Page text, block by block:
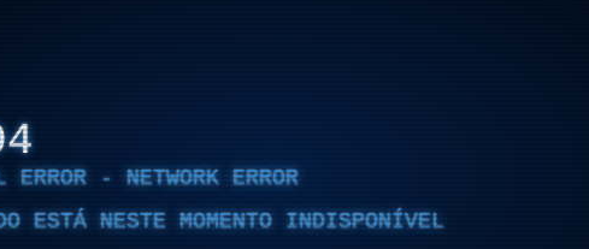
- NETWORK ERROR
ESTÁ NESTE MOMENTO INDISPONÍVEL